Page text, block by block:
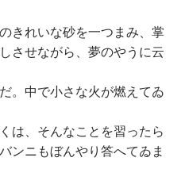
きれいな砂を一つまみ、掌
させながら、夢のやうに云
。中で小さな火が燃えてゐ
は、そんなことを習ったら
ンニもぼんやり答へてゐま